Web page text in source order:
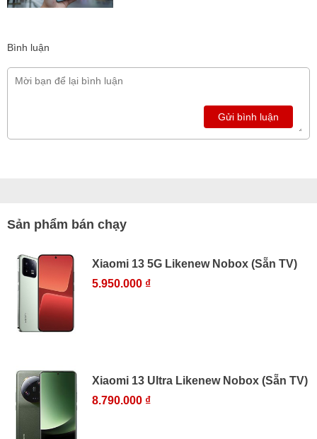
Bình luận
Gửi bình luận
Sản phẩm bán chạy
Xiaomi 13 5G Likenew Nobox (Sẵn TV)
5.950.000 ₫
Xiaomi 13 Ultra Likenew Nobox (Sẵn TV)
8.790.000 ₫